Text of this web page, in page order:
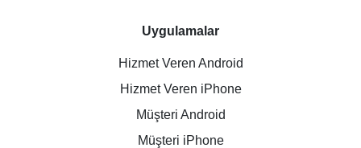
Uygulamalar
Hizmet Veren Android
Hizmet Veren iPhone
Müşteri Android
Müşteri iPhone